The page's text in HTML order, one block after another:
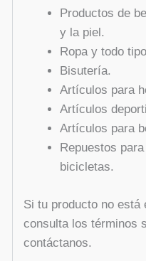
Productos de
y la piel.
Ropa y todo
Bisutería.
Artículos para
Artículos
Artículos para
Repuestos
bicicletas.
Si tu producto no
consulta los términos
contáctanos.